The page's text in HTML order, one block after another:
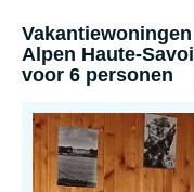
Alpen Haute-
voor 6 personen